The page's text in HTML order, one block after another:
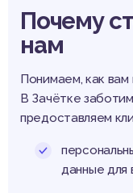
Почему
нам
Понимаем, как вам
В Зачётке
предоставляем
данные для